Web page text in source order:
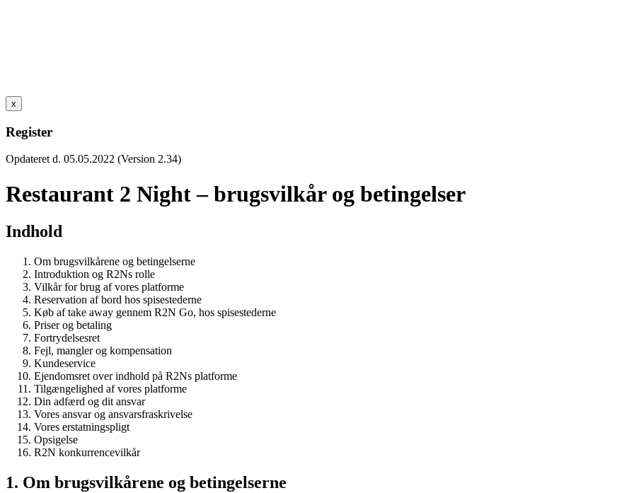
x
Register
Opdateret d. 05.05.2022 (Version 2.34)
Restaurant 2 Night – brugsvilkår og betingelser
Indhold
Om brugsvilkårene og betingelserne
Introduktion og R2Ns rolle
Vilkår for brug af vores platforme
Reservation af bord hos spisestederne
Køb af take away gennem R2N Go, hos spisestederne
Priser og betaling
Fortrydelsesret
Fejl, mangler og kompensation
Kundeservice
Ejendomsret over indhold på R2Ns platforme
Tilgængelighed af vores platforme
Din adfærd og dit ansvar
Vores ansvar og ansvarsfraskrivelse
Vores erstatningspligt
Opsigelse
R2N konkurrencevilkår
1. Om brugsvilkårene og betingelserne